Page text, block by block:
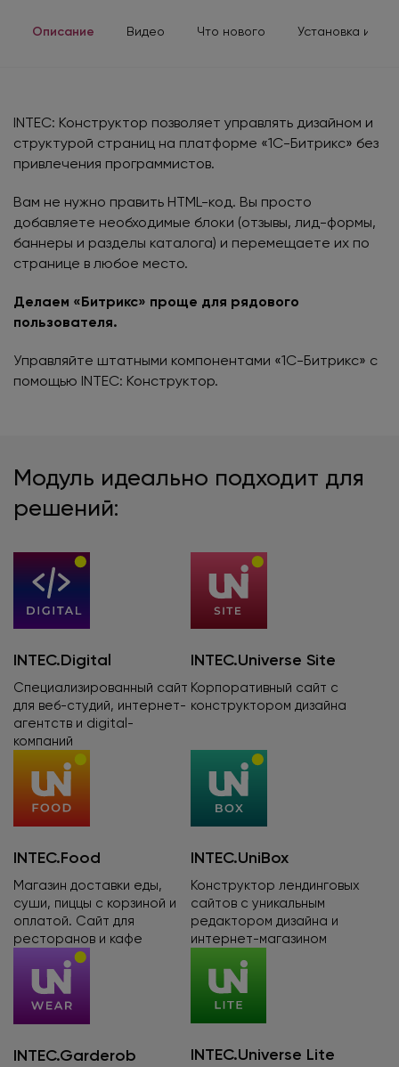
Описание Видео Что нового Установка и
INTEC: Конструктор позволяет управлять дизайном и
структурой страниц на платформе «1С-Битрикс» без
привлечения программистов.
Вам не нужно править HTML-код. Вы просто
добавляете необходимые блоки (отзывы, лид-формы,
баннеры и разделы каталога) и перемещаете их по
странице в любое место.
Делаем «Битрикс» проще для рядового
пользователя.
Управляйте штатными компонентами «1С-Битрикс» с
помощью INTEC: Конструктор.
Модуль идеально подходит для
решений:
INTEC.Digital
Специализированный сайт
для веб-студий, интернет-
агентств и digital-
компаний
INTEC.Universe Site
Корпоративный сайт с
конструктором дизайна
INTEC.Food
Магазин доставки еды,
суши, пиццы с корзиной и
оплатой. Сайт для
ресторанов и кафе
INTEC.UniBox
Конструктор лендинговых
сайтов с уникальным
редактором дизайна и
интернет-магазином
INTEC.Garderob INTEC.Universe Lite